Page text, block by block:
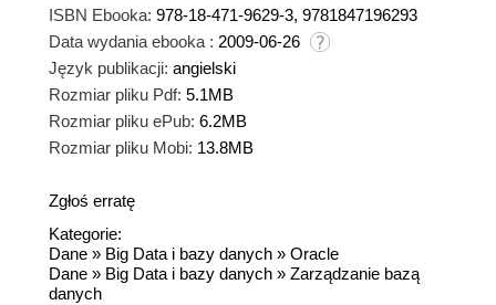
ISBN Ebooka: 978-18-471-9629-3, 9781847196293
Data wydania ebooka : 2009-06-26
Język publikacji: angielski
Rozmiar pliku Pdf: 5.1MB
Rozmiar pliku ePub: 6.2MB
Rozmiar pliku Mobi: 13.8MB
Zgłoś erratę
Kategorie:
Dane » Big Data i bazy danych » Oracle
Dane » Big Data i bazy danych » Zarządzanie bazą
danych